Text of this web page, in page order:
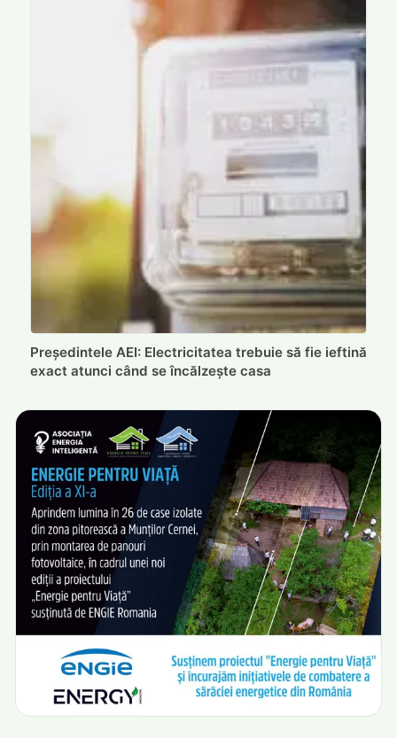
Președintele AEI: Electricitatea trebuie să fie ieftină
exact atunci când se încălzește casa